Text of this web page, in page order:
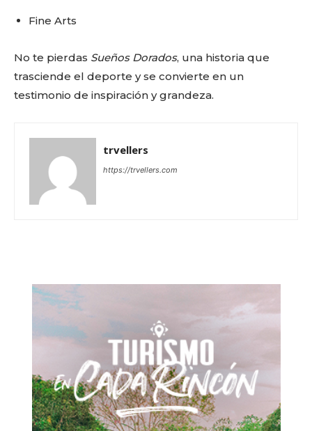
Fine Arts
No te pierdas Sueños Dorados, una historia que
trasciende el deporte y se convierte en un
testimonio de inspiración y grandeza.
trvellers
https://trvellers.com